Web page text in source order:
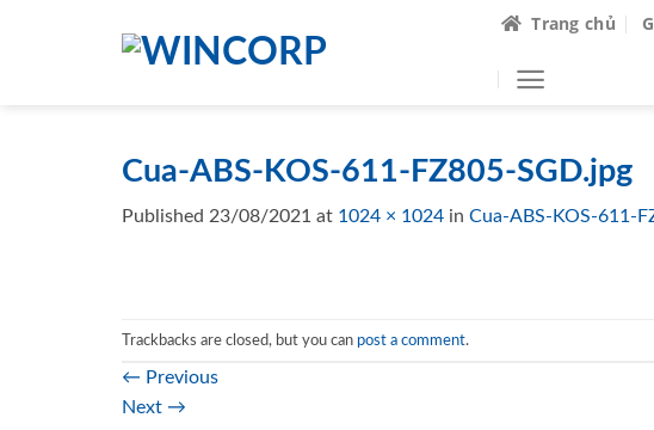
Trang chủ
Cua-ABS-KOS-611-FZ805-SGD.jpg
Published 23/08/2021 at 1024 × 1024 in Cua-ABS-KOS-611-
Trackbacks are closed, but you can post a comment.
← Previous
Next →